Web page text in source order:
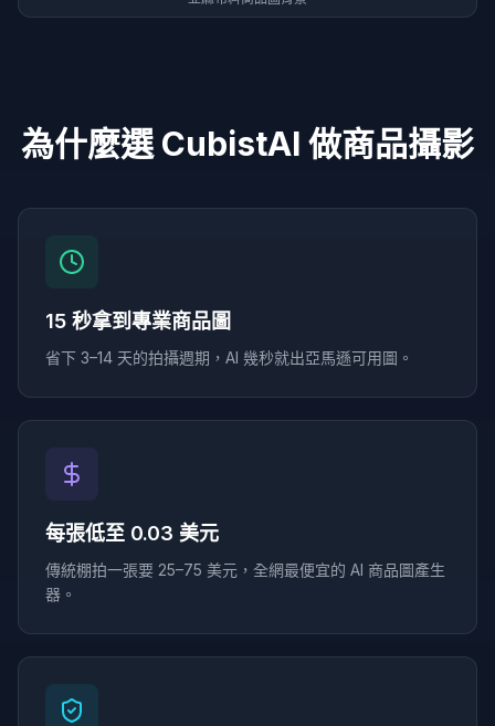
為什麼選 CubistAI 做商品攝影
15 秒拿到專業商品圖
省下 3–14 天的拍攝週期，AI 幾秒就出亞馬遜可用圖。
每張低至 0.03 美元
傳統棚拍一張要 25–75 美元，全網最便宜的 AI 商品圖產生
器。